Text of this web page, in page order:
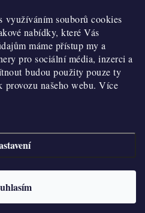
využíváním souborů cookies
nabídky, které Vás
máme přístup my a
pro sociální média, inzerci a
budou použity pouze ty
provozu našeho webu. Více
Shoptet